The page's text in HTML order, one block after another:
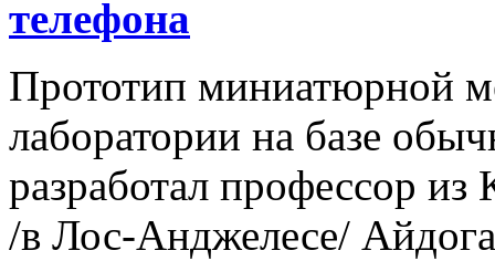
телефона
Прототип миниатюрной
лаборатории на базе
разработал профессор из
/в Лос-Анджелесе/